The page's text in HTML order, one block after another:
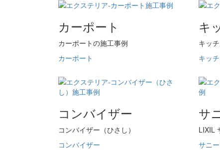
カーポート
カーポートの施工事例
カーポート
キ
キッ
キッ
コンバイザー
コンバイザー（ひさし）
コンバイザー
サ
LIXIL
サニ